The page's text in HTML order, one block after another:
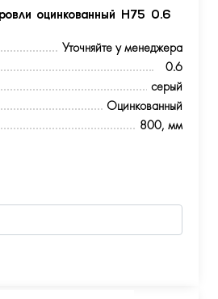
оцинкованный Н75 0.6
Уточняйте у менеджера
0.6
серый
Оцинкованный
800, мм